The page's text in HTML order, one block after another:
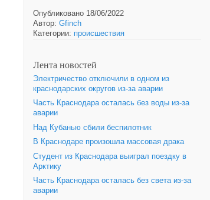
Опубликовано 18/06/2022
Автор: Gfinch
Категории: происшествия
Лента новостей
Электричество отключили в одном из
краснодарских округов из-за аварии
Часть Краснодара осталась без воды из-за
аварии
Над Кубанью сбили беспилотник
В Краснодаре произошла массовая драка
Студент из Краснодара выиграл поездку в
Арктику
Часть Краснодара осталась без света из-за
аварии